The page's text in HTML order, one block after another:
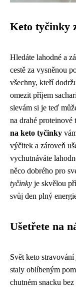
Keto tyčinky
Hledáte lahodné a
cestě za vysněnou
všechny, kteří
omezit příjem
slevám si je teď
na drahé
na keto tyčinky
výčitek a zároveň
vychutnáváte
něco dobrého pro
tyčinky je skvělou
svůj den plný
Ušetřete na
Svět keto
staly oblíbeným
chutném snacku